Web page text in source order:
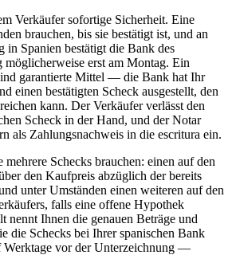
Verkäufer sofortige Sicherheit. Eine
brauchen, bis sie bestätigt ist, und an
in Spanien bestätigt die Bank des
möglicherweise erst am Montag. Ein
garantierte Mittel — die Bank hat Ihr
einen bestätigten Scheck ausgestellt, den
kann. Der Verkäufer verlässt den
Scheck in der Hand, und der Notar
als Zahlungsnachweis in die escritura ein.
Schecks brauchen: einen auf den
den Kaufpreis abzüglich der bereits
unter Umständen einen weiteren auf den
falls eine offene Hypothek
nennt Ihnen die genauen Beträge und
die Schecks bei Ihrer spanischen Bank
Werktage vor der Unterzeichnung —